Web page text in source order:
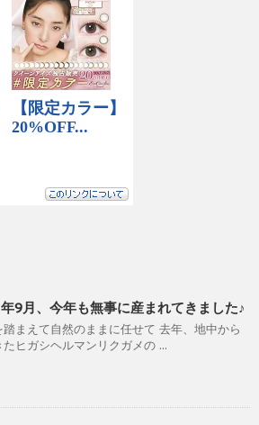
9月、今年も無事に産まれてきました♪
踏まえて自然のままに任せて 去年、地中から
たヒガシヘルマンリクガメの ...